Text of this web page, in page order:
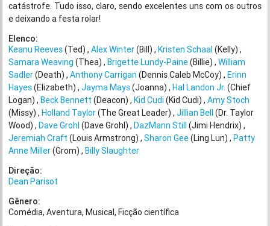
catástrofe. Tudo isso, claro, sendo excelentes uns com os outros
e deixando a festa rolar!
Elenco:
Keanu Reeves(Ted) Alex Winter(Bill) Kristen Schaal (Kelly)
Samara Weaving (Thea) Brigette Lundy-Paine(Billie) William
Sadler(Death) Anthony Carrigan (Dennis Caleb McCoy) Erinn
Hayes(Elizabeth) Jayma Mays(Joanna) Hal Landon Jr. (Chief
Logan) Beck Bennett (Deacon) Kid Cudi (Kid Cudi) Amy Stoch
(Missy) Holland Taylor(The Great Leader) Jillian Bell (Dr. Taylor
Wood) Dave Grohl (Dave Grohl) DazMann Still (Jimi Hendrix)
Jeremiah Craft (Louis Armstrong) Sharon Gee(Ling Lun) Patty
Anne Miller(Grom) Billy Slaughter
Direção:
Dean Parisot
Gênero:
Comédia Aventura Musical Ficção científica